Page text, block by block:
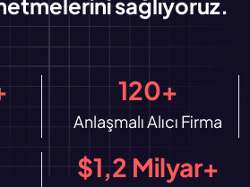
sağlıyoruz.
120+
Anlaşmalı Alıcı Firma
$1,2 Milyar+